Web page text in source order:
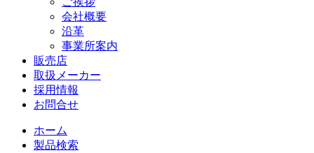
会社概要
沿革
事業所案内
販売店
取扱メーカー
採用情報
お問合せ
ホーム
製品検索